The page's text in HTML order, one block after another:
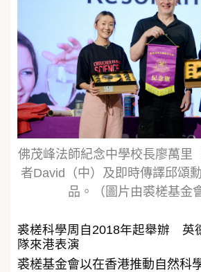
佛茂峰法師紀念中學校長廖萬里
者David（中）及即時傳譯邱頌
品。（圖片由裘槎基金
裘槎科學周自2018年起舉辦 英
隊來港表演
裘槎基金會以在香港推動自然科